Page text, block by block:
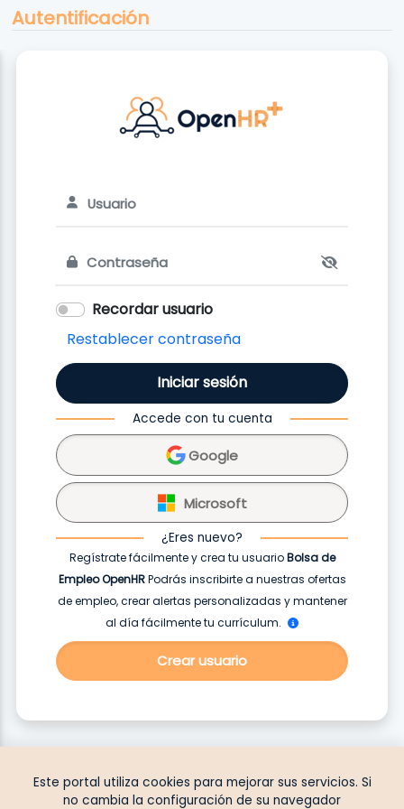
Este portal utiliza cookies para mejorar sus servicios. Si
no cambia la configuración de su navegador
Autentificación
Recordar usuario
Restablecer contraseña
Iniciar sesión
Accede con tu cuenta
Google
Microsoft
¿Eres nuevo?
Regístrate fácilmente y crea tu usuarioBolsa de
Empleo OpenHRPodrás inscribirte a nuestras ofertas
de empleo, crear alertas personalizadas y mantener
al día fácilmente tu currículum.
Crear usuario